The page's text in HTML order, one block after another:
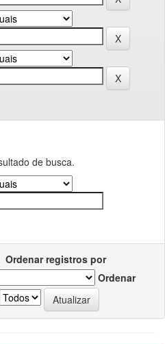
de busca.
Ordenar registros por
Ordenar